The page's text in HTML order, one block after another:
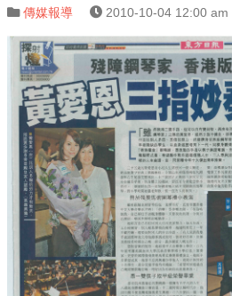
傳媒報導 2010-10-04 12:00 am